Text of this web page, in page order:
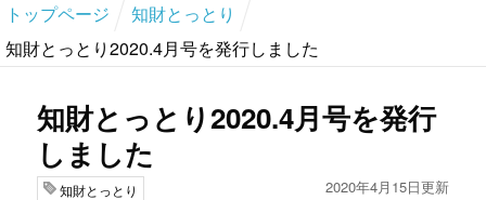
象:
トップページ
知財とっとり
知財とっとり2020.4月号を発行しました
知財とっとり2020.4月号を発行
しました
知財とっとり 2020年4月15日更新